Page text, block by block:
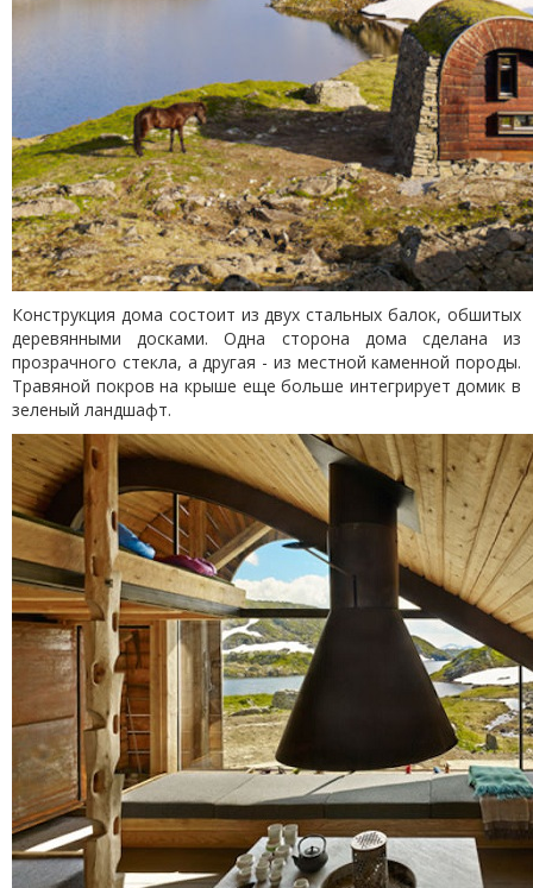
Конструкция дома состоит из двух стальных балок, обшитых
деревянными досками. Одна сторона дома сделана из
прозрачного стекла, а другая - из местной каменной породы.
Травяной покров на крыше еще больше интегрирует домик в
зеленый ландшафт.